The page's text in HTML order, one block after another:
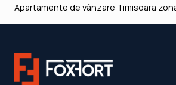
Apartamente de vânzare Timisoara